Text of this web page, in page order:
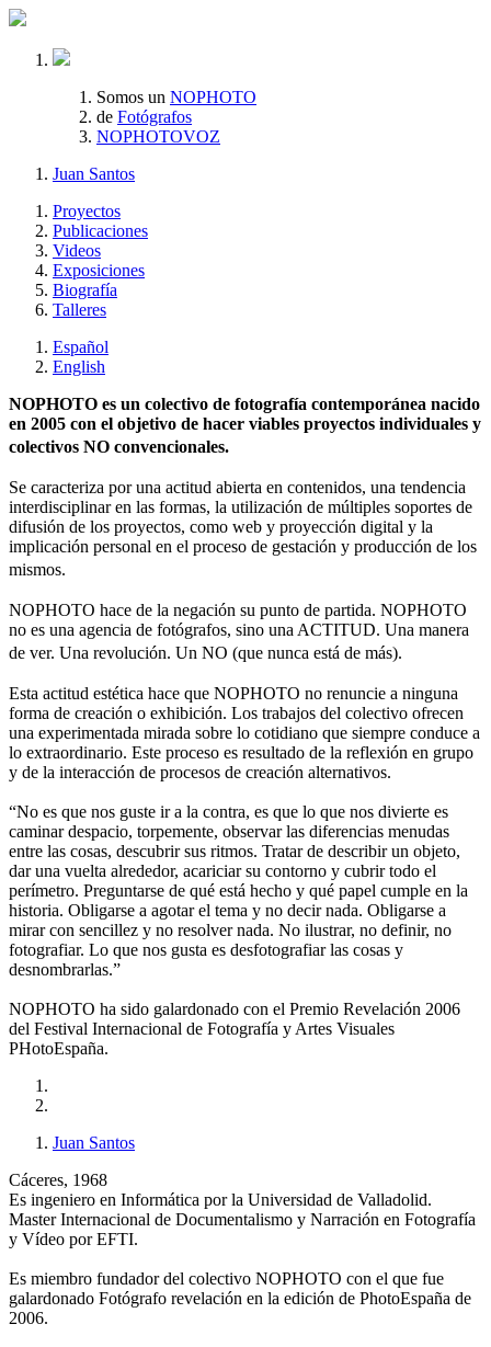
Somos un NOPHOTO
de Fotógrafos
NOPHOTOVOZ
Juan Santos
Proyectos
Publicaciones
Videos
Exposiciones
Biografía
Talleres
Español
English
NOPHOTO es un colectivo de fotografía contemporánea nacido
en 2005 con el objetivo de hacer viables proyectos individuales y
colectivos NO convencionales.
Se caracteriza por una actitud abierta en contenidos, una tendencia
interdisciplinar en las formas, la utilización de múltiples soportes de
difusión de los proyectos, como web y proyección digital y la
implicación personal en el proceso de gestación y producción de los
mismos.
NOPHOTO hace de la negación su punto de partida. NOPHOTO
no es una agencia de fotógrafos, sino una ACTITUD. Una manera
de ver. Una revolución. Un NO (que nunca está de más).
Esta actitud estética hace que NOPHOTO no renuncie a ninguna
forma de creación o exhibición. Los trabajos del colectivo ofrecen
una experimentada mirada sobre lo cotidiano que siempre conduce a
lo extraordinario. Este proceso es resultado de la reflexión en grupo
y de la interacción de procesos de creación alternativos.
“No es que nos guste ir a la contra, es que lo que nos divierte es
caminar despacio, torpemente, observar las diferencias menudas
entre las cosas, descubrir sus ritmos. Tratar de describir un objeto,
dar una vuelta alrededor, acariciar su contorno y cubrir todo el
perímetro. Preguntarse de qué está hecho y qué papel cumple en la
historia. Obligarse a agotar el tema y no decir nada. Obligarse a
mirar con sencillez y no resolver nada. No ilustrar, no definir, no
fotografiar. Lo que nos gusta es desfotografiar las cosas y
desnombrarlas.”
NOPHOTO ha sido galardonado con el Premio Revelación 2006
del Festival Internacional de Fotografía y Artes Visuales
PHotoEspaña.
Juan Santos
Cáceres, 1968
Es ingeniero en Informática por la Universidad de Valladolid.
Master Internacional de Documentalismo y Narración en Fotografía
y Vídeo por EFTI.
Es miembro fundador del colectivo NOPHOTO con el que fue
galardonado Fotógrafo revelación en la edición de PhotoEspaña de
2006.